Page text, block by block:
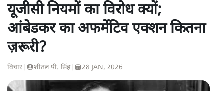
यूजीसी नियमों का विरोध क्यों;
आंबेडकर का अफर्मेटिव एक्शन कितना
ज़रूरी?
विचार शीतल पी. सिंह| 28 JAN, 2026